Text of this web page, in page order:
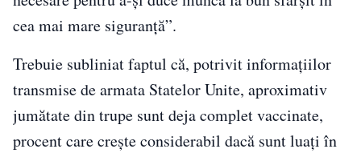
cea mai mare siguranţă”.
Trebuie subliniat faptul că, potrivit informațiilor
transmise de armata Statelor Unite, aproximativ
jumătate din trupe sunt deja complet vaccinate,
procent care creşte considerabil dacă sunt luaţi în